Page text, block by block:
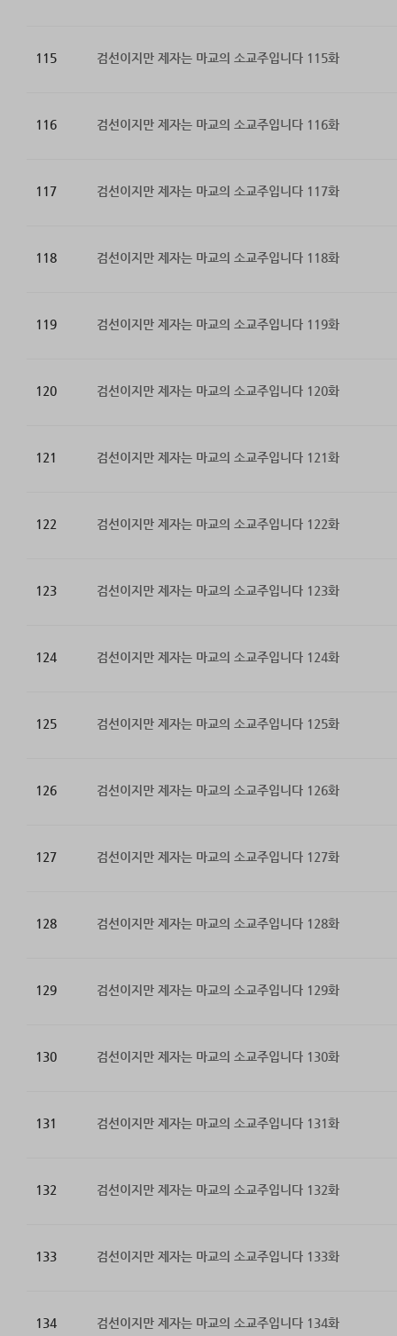
115 검선이지만 제자는 마교의 소교주입니다 115화
116 검선이지만 제자는 마교의 소교주입니다 116화
117 검선이지만 제자는 마교의 소교주입니다 117화
118 검선이지만 제자는 마교의 소교주입니다 118화
119 검선이지만 제자는 마교의 소교주입니다 119화
120 검선이지만 제자는 마교의 소교주입니다 120화
121 검선이지만 제자는 마교의 소교주입니다 121화
122 검선이지만 제자는 마교의 소교주입니다 122화
123 검선이지만 제자는 마교의 소교주입니다 123화
124 검선이지만 제자는 마교의 소교주입니다 124화
125 검선이지만 제자는 마교의 소교주입니다 125화
126 검선이지만 제자는 마교의 소교주입니다 126화
127 검선이지만 제자는 마교의 소교주입니다 127화
128 검선이지만 제자는 마교의 소교주입니다 128화
129 검선이지만 제자는 마교의 소교주입니다 129화
130 검선이지만 제자는 마교의 소교주입니다 130화
131 검선이지만 제자는 마교의 소교주입니다 131화
132 검선이지만 제자는 마교의 소교주입니다 132화
133 검선이지만 제자는 마교의 소교주입니다 133화
134 검선이지만 제자는 마교의 소교주입니다 134화